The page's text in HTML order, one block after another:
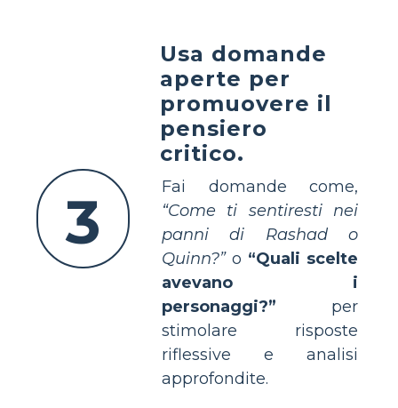
3
Usa domande
aperte per
promuovere il
pensiero
critico.
Fai domande come,
“Come ti sentiresti nei
panni di Rashad o
Quinn?”o “Quali scelte
avevano i
personaggi?” per
stimolare risposte
riflessive e analisi
approfondite.